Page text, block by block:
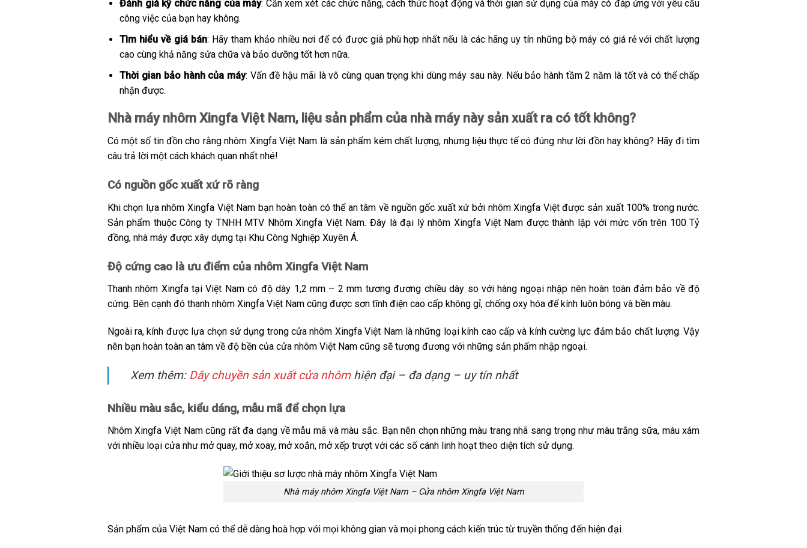
Đánh giá kỹ chức năng của máy: Cần xem xét các chức năng, cách thức hoạt động và thời gian sử dụng của máy có đáp ứng với yêu cầu
công việc của bạn hay không.
Tìm hiểu về giá bán: Hãy tham khảo nhiều nơi để có được giá phù hợp nhất nếu là các hãng uy tín những bộ máy có giá rẻ với chất lượng
cao cùng khả năng sửa chữa và bảo dưỡng tốt hơn nữa.
Thời gian bảo hành của máy: Vấn đề hậu mãi là vô cùng quan trọng khi dùng máy sau này. Nếu bảo hành tầm 2 năm là tốt và có thể chấp
nhận được.
Nhà máy nhôm Xingfa Việt Nam, liệu sản phẩm của nhà máy này sản xuất ra có tốt không?
Có một số tin đồn cho rằng nhôm Xingfa Việt Nam là sản phẩm kém chất lượng, nhưng liệu thực tế có đúng như lời đồn hay không? Hãy đi tìm
câu trả lời một cách khách quan nhất nhé!
Có nguồn gốc xuất xứ rõ ràng
Khi chọn lựa nhôm Xingfa Việt Nam bạn hoàn toàn có thể an tâm về nguồn gốc xuất xứ bởi nhôm Xingfa Việt được sản xuất 100% trong nước.
Sản phẩm thuộc Công ty TNHH MTV Nhôm Xingfa Việt Nam. Đây là đại lý nhôm Xingfa Việt Nam được thành lập với mức vốn trên 100 Tỷ
đồng, nhà máy được xây dựng tại Khu Công Nghiệp Xuyên Á.
Độ cứng cao là ưu điểm của nhôm Xingfa Việt Nam
Thanh nhôm Xingfa tại Việt Nam có độ dày 1,2 mm – 2 mm tương đương chiều dày so với hàng ngoại nhập nên hoàn toàn đảm bảo về độ
cứng. Bên cạnh đó thanh nhôm Xingfa Việt Nam cũng được sơn tĩnh điện cao cấp không gỉ, chống oxy hóa để kính luôn bóng và bền màu.
Ngoài ra, kính được lựa chọn sử dụng trong cửa nhôm Xingfa Việt Nam là những loại kính cao cấp và kính cường lực đảm bảo chất lượng. Vậy
nên bạn hoàn toàn an tâm về độ bền của cửa nhôm Việt Nam cũng sẽ tương đương với những sản phẩm nhập ngoại.
Xem thêm: Dây chuyền sản xuất cửa nhômhiện đại – đa dạng – uy tín nhất
Nhiều màu sắc, kiểu dáng, mẫu mã để chọn lựa
Nhôm Xingfa Việt Nam cũng rất đa dạng về mẫu mã và màu sắc. Bạn nên chọn những màu trang nhã sang trọng như màu trắng sữa, màu xám
với nhiều loại cửa như mở quay, mở xoay, mở xoắn, mở xếp trượt với các số cánh linh hoạt theo diện tích sử dụng.
Nhà máy nhôm Xingfa Việt Nam – Cửa nhôm Xingfa Việt Nam
Sản phẩm của Việt Nam có thể dễ dàng hoà hợp với mọi không gian và mọi phong cách kiến trúc từ truyền thống đến hiện đại.